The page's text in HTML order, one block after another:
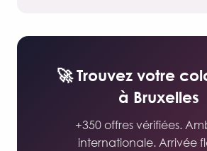
🚀 Trouvez votre
à Bruxelles
+350 offres vérifiées.
internationale. Arrivée